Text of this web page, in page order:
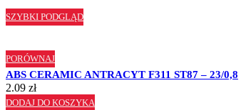
SZYBKI PODGLĄD
PORÓWNAJ
ABS CERAMIC ANTRACYT F311 ST87 – 23/0,8
2.09 zł
DODAJ DO KOSZYKA